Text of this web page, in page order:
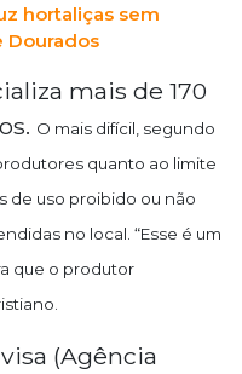
hortaliças sem
Dourados
mais de 170
O mais difícil, segundo
quanto ao limite
de uso proibido ou não
no local. “Esse é um
que o produtor
(Agência